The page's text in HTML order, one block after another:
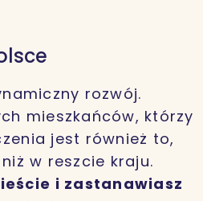
rozwój.
mieszkańców, którzy
jest również to,
w reszcie kraju.
i zastanawiasz